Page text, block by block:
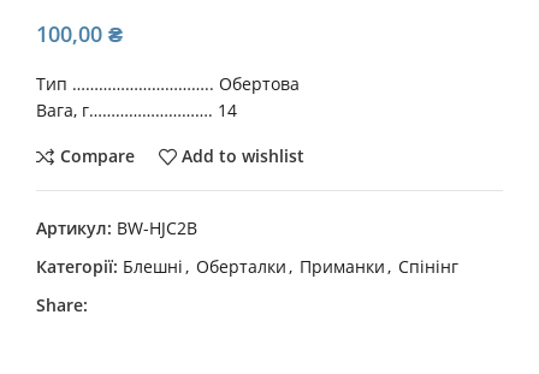
100,00 ₴
Тип ………………………….. Обертова
Вага, г………………………. 14
Compare Add to wishlist
Артикул: BW-HJC2B
Категорії: Блешні , Оберталки , Приманки , Спінінг
Share: